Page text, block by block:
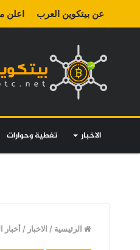
عن بيتكوين العرب اعلن
الاخبار تغطية وحوارات
الرئيسية / الاخبار / أخبار